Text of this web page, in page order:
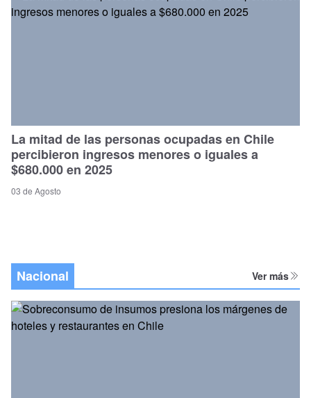
La mitad de las personas ocupadas en Chile
percibieron ingresos menores o iguales a
$680.000 en 2025
03 de Agosto
Nacional Ver más